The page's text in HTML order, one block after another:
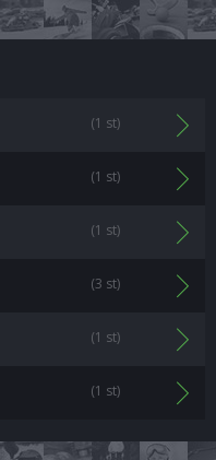
(1 st)
(1 st)
(1 st)
(3 st)
(1 st)
(1 st)